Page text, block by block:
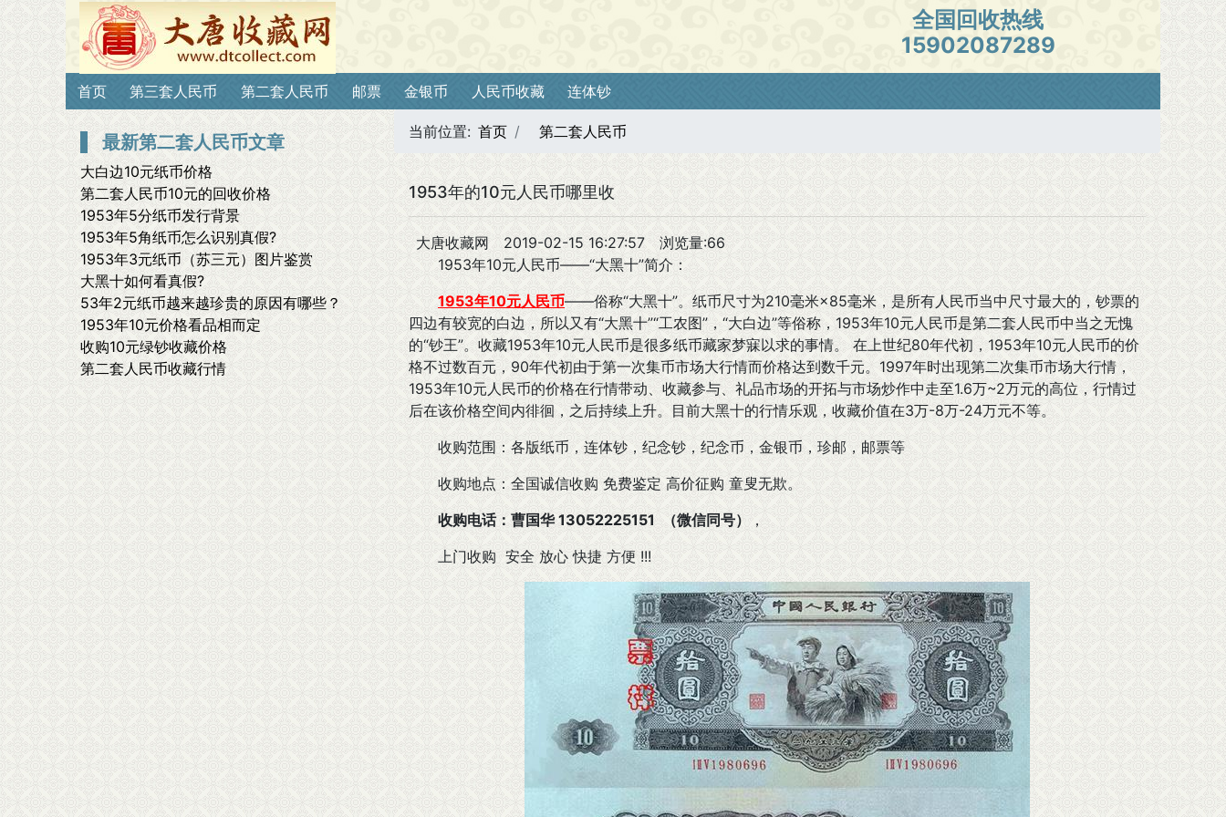
全国回收热线
15902087289
首页 第三套人民币 第二套人民币 邮票 金银币 人民币收藏 连体钞
最新第二套人民币文章
大白边10元纸币价格
第二套人民币10元的回收价格
1953年5分纸币发行背景
1953年5角纸币怎么识别真假?
1953年3元纸币（苏三元）图片鉴赏
大黑十如何看真假?
53年2元纸币越来越珍贵的原因有哪些？
1953年10元价格看品相而定
收购10元绿钞收藏价格
第二套人民币收藏行情
当前位置: 首页 第二套人民币
1953年的10元人民币哪里收
大唐收藏网 2019-02-15 16:27:57
浏览量:66
1953年10元人民币——“大黑十”简介：
1953年10元人民币——俗称“大黑十”。纸币尺寸为210毫米×85毫米，是所有人民币当中尺寸最大的，钞票的
四边有较宽的白边，所以又有“大黑十”“工农图”，“大白边”等俗称，1953年10元人民币是第二套人民币中当之无愧
的“钞王”。收藏1953年10元人民币是很多纸币藏家梦寐以求的事情。 在上世纪80年代初，1953年10元人民币的价
格不过数百元，90年代初由于第一次集币市场大行情而价格达到数千元。1997年时出现第二次集币市场大行情，
1953年10元人民币的价格在行情带动、收藏参与、礼品市场的开拓与市场炒作中走至1.6万~2万元的高位，行情过
后在该价格空间内徘徊，之后持续上升。目前大黑十的行情乐观，收藏价值在3万-8万-24万元不等。
收购范围：各版纸币，连体钞，纪念钞，纪念币，金银币，珍邮，邮票等
收购地点：全国诚信收购 免费鉴定 高价征购 童叟无欺。
收购电话：曹国华 13052225151 （微信同号）
，
上门收购 安全 放心 快捷 方便 !!!